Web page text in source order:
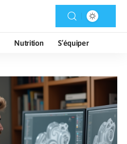
Nutrition S’équiper